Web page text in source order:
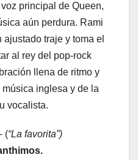
principal de Queen,
aún perdura. Rami
traje y toma el
al rey del pop-rock
llena de ritmo y
inglesa y de la
vocalista.
(“La favorita”)